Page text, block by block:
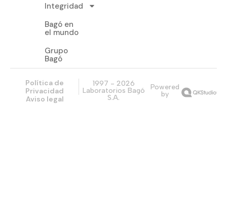
Integridad
Bagó en
el mundo
Grupo
Bagó
Política de
Privacidad
Aviso legal
1997 - 2026
Laboratorios Bagó
S.A.
Powered
by